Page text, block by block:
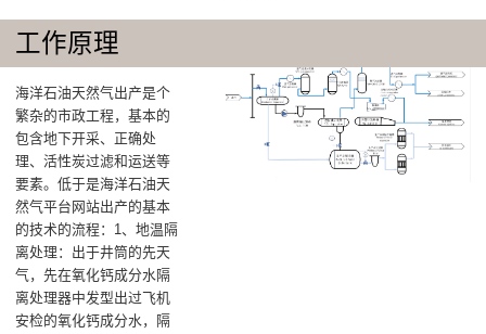
工作原理
海洋石油天然气出产是个
繁杂的市政工程，基本的
包含地下开采、正确处
理、活性炭过滤和运送等
要素。低于是海洋石油天
然气平台网站出产的基本
的技术的流程：1、地温隔
离处理：出于井筒的先天
气，先在氧化钙成分水隔
离处理器中发型出过飞机
安检的氧化钙成分水，隔